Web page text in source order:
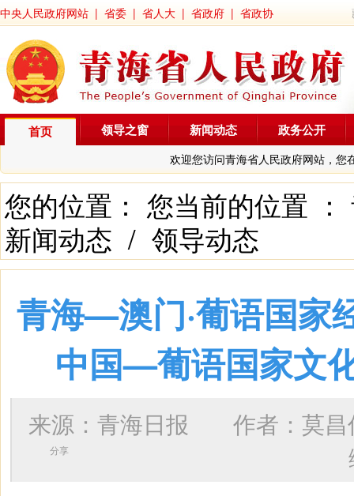
中央人民政府网站 | 省委 | 省人大 | 省政府 | 省政协
首页
欢迎您访问青海省人民政府网站，您
领导之窗 新闻动态 政务公开
您的位置： 您当前的位置 ：
新闻动态 / 领导动态
青海—澳门·葡语国家
中国—葡语国家文
来源：青海日报 作者： 莫
分享